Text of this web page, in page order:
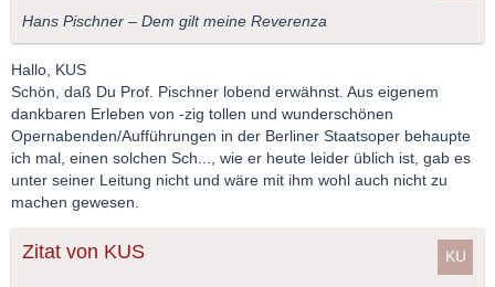
Hans Pischner – Dem gilt meine Reverenza
Hallo, KUS
Schön, daß Du Prof. Pischner lobend erwähnst. Aus eigenem
dankbaren Erleben von -zig tollen und wunderschönen
Opernabenden/Aufführungen in der Berliner Staatsoper behaupte
ich mal, einen solchen Sch..., wie er heute leider üblich ist, gab es
unter seiner Leitung nicht und wäre mit ihm wohl auch nicht zu
machen gewesen.
Zitat von KUS